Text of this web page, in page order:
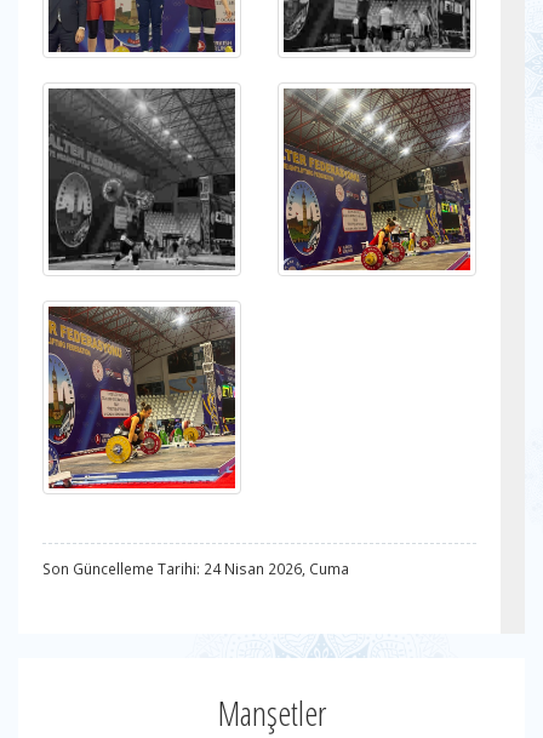
Son Güncelleme Tarihi: 24 Nisan 2026, Cuma
Manşetler